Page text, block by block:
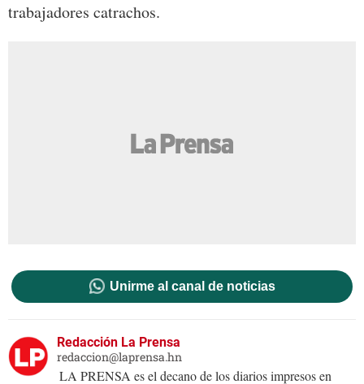
trabajadores catrachos.
Unirme al canal de noticias
Redacción La Prensa
redaccion@laprensa.hn
LA PRENSA es el decano de los diarios impresos en